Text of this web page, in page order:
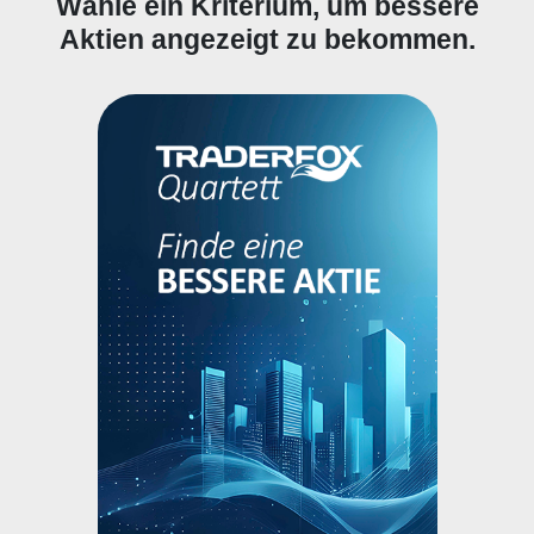
Aktien angezeigt zu bekommen.